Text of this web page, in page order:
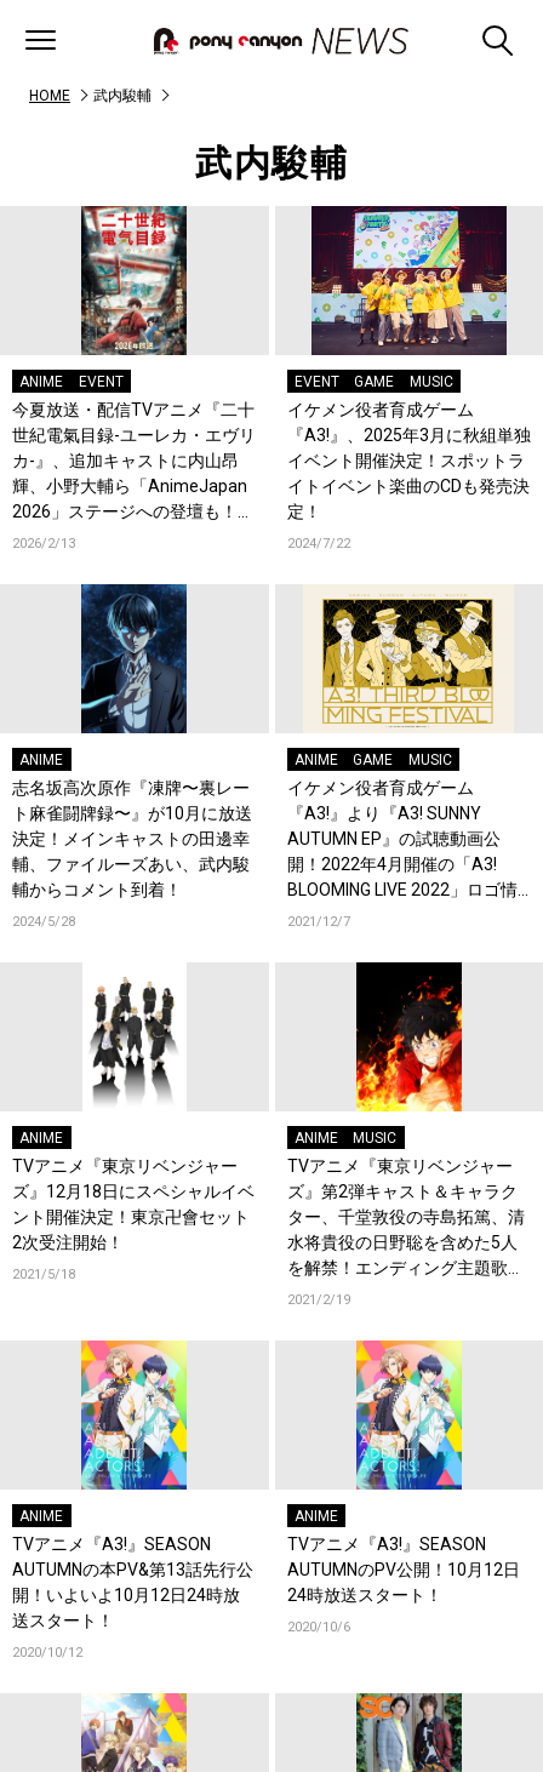
HOME 武内駿輔
武内駿輔
ANIME EVENT
今夏放送・配信TVアニメ『二十
世紀電氣目録-ユーレカ・エヴリ
カ-』、追加キャストに内山昂
輝、小野大輔ら「AnimeJapan
2026」ステージへの登壇も！コ
メントも到着！
2026/2/13
EVENT GAME MUSIC
イケメン役者育成ゲーム
『A3!』、2025年3月に秋組単独
イベント開催決定！スポットラ
イトイベント楽曲のCDも発売決
定！
2024/7/22
ANIME
志名坂高次原作『凍牌〜裏レー
ト麻雀闘牌録〜』が10月に放送
決定！メインキャストの田邊幸
輔、ファイルーズあい、武内駿
輔からコメント到着！
2024/5/28
ANIME GAME MUSIC
イケメン役者育成ゲーム
『A3!』より『A3! SUNNY
AUTUMN EP』の試聴動画公
開！2022年4月開催の「A3!
BLOOMING LIVE 2022」ロゴ情
報も公開！
2021/12/7
ANIME
TVアニメ『東京リベンジャー
ズ』12月18日にスペシャルイベ
ント開催決定！東京卍會セット
2次受注開始！
2021/5/18
ANIME MUSIC
TVアニメ『東京リベンジャー
ズ』第2弾キャスト＆キャラク
ター、千堂敦役の寺島拓篤、清
水将貴役の日野聡を含めた5人
を解禁！エンディング主題歌
は、新進気鋭のシンガーソング
て」に決定！4月10日より順次
放送開始！
2021/2/19
ANIME
TVアニメ『A3!』SEASON
AUTUMNの本PV&第13話先行公
開！いよいよ10月12日24時放
送スタート！
2020/10/12
ANIME
TVアニメ『A3!』SEASON
AUTUMNのPV公開！10月12日
24時放送スタート！
2020/10/6